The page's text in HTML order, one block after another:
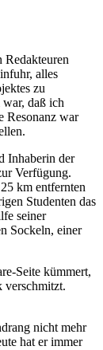
Redakteuren
alles
zu
daß ich
Resonanz war
Inhaberin der
Verfügung.
km entfernten
Studenten das
seiner
Sockeln, einer
Seite kümmert,
verschmitzt.
nicht mehr
hat er immer